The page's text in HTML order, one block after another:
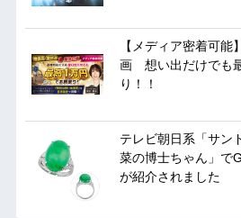
【メディア密着可
画 想い出だけでも
り！！
テレビ朝日系「サン
菜の博士ちゃん」で
が紹介されました